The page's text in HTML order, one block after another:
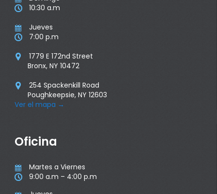
 10:30 a.m
 Jueves
 7:00 p.m

1779 E 172nd Street
Bronx, NY 10472

254 Spackenkill Road
Poughkeepsie, NY 12603
Ver el mapa →
Oficina
 Martes a Viernes
 9:00 a.m – 4:00 p.m